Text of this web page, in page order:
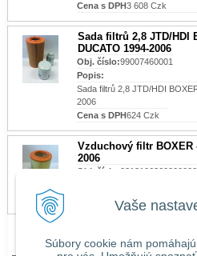
Vaše
Súbory cookie nám
Cena s DPH3 608 Czk
Sada filtrů 2,8 JTD/HDI
DUCATO 1994-2006
Obj. číslo:99007460001
Popis:
Sada filtrů 2,8 JTD/HDI
2006
Cena s DPH624 Czk
Vzduchový filtr BOXER
2006
Obj. číslo: 0313106360800006
245 Czk